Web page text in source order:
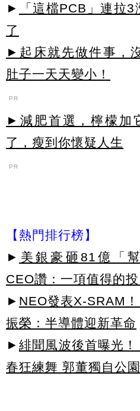
►
「這檔PCB」連拉
了
►起床就先做件事，
肚子一天天變小！
PR
►減肥首選，檸檬加
了，瘦到你懷疑人生
PR
【熱門排行榜】
► 美銀豪砸81億「
CEO讚：一項值得的
► NEO發表X-SRAM
振榮：半導體迎新革命
► 緋聞風波後首曝光
春狂練舞 郭董獨自公